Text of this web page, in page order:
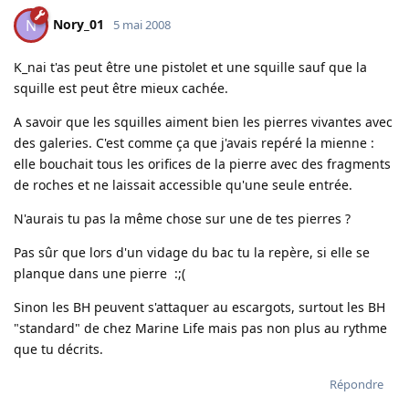
N Nory_01 5 mai 2008
K_nai t'as peut être une pistolet et une squille sauf que la
squille est peut être mieux cachée.
A savoir que les squilles aiment bien les pierres vivantes avec
des galeries. C'est comme ça que j'avais repéré la mienne :
elle bouchait tous les orifices de la pierre avec des fragments
de roches et ne laissait accessible qu'une seule entrée.
N'aurais tu pas la même chose sur une de tes pierres ?
Pas sûr que lors d'un vidage du bac tu la repère, si elle se
planque dans une pierre :;(
Sinon les BH peuvent s'attaquer au escargots, surtout les BH
"standard" de chez Marine Life mais pas non plus au rythme
que tu décrits.
Répondre